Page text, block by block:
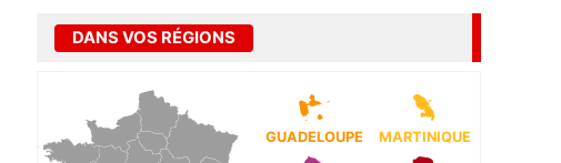
DANS VOS RÉGIONS
GUADELOUPE MARTINIQUE